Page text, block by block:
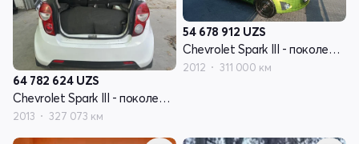
64 782 624 UZS
Chevrolet Spark III - поколение
2013 327 073 км
54 678 912 UZS
Chevrolet Spark III - поколение
2012 311 000 км